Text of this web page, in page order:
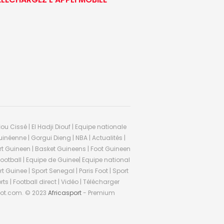
Cissé | El Hadji Diouf | Equipe nationale
| Gorgui Dieng | NBA | Actualités |
Guineen | Basket Guineens | Foot Guineen
| Equipe de Guinee| Equipe national
Guinee | Sport Senegal | Paris Foot | Sport
| Football direct | Vidéo | Télécharger
© 2023 Africasport- Premium